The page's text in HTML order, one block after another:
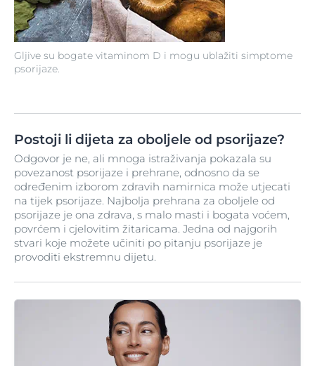
Gljive su bogate vitaminom D i mogu ublažiti simptome
psorijaze.
Postoji li dijeta za oboljele od psorijaze?
Odgovor je ne, ali mnoga istraživanja pokazala su
povezanost psorijaze i prehrane, odnosno da se
određenim izborom zdravih namirnica može utjecati
na tijek psorijaze. Najbolja prehrana za oboljele od
psorijaze je ona zdrava, s malo masti i bogata voćem,
povrćem i cjelovitim žitaricama. Jedna od najgorih
stvari koje možete učiniti po pitanju psorijaze je
provoditi ekstremnu dijetu.